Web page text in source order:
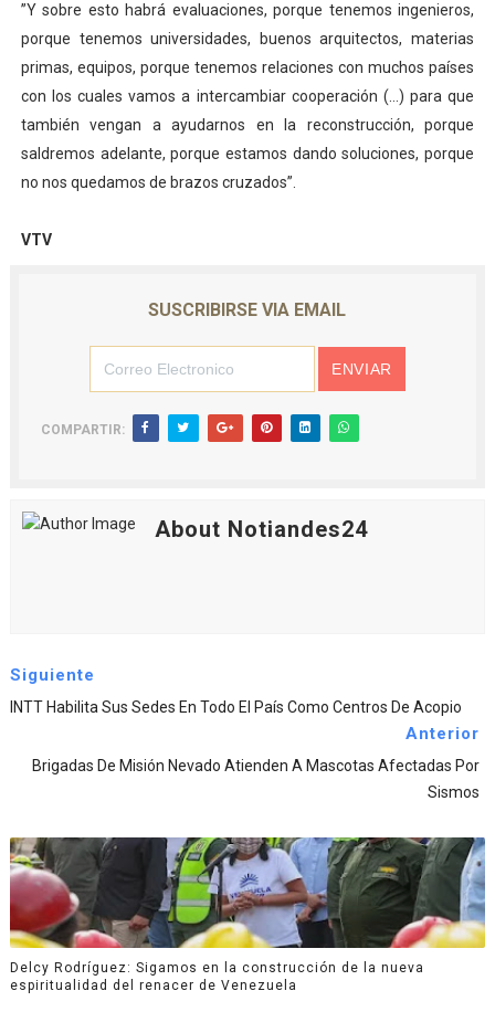
”Y sobre esto habrá evaluaciones, porque tenemos ingenieros,
porque tenemos universidades, buenos arquitectos, materias
primas, equipos, porque tenemos relaciones con muchos países
con los cuales vamos a intercambiar cooperación (…) para que
también vengan a ayudarnos en la reconstrucción, porque
saldremos adelante, porque estamos dando soluciones, porque
no nos quedamos de brazos cruzados”.
VTV
SUSCRIBIRSE VIA EMAIL
COMPARTIR:
About Notiandes24
Siguiente
INTT Habilita Sus Sedes En Todo El País Como Centros De Acopio
Anterior
Brigadas De Misión Nevado Atienden A Mascotas Afectadas Por
Sismos
Delcy Rodríguez: Sigamos en la construcción de la nueva
espiritualidad del renacer de Venezuela